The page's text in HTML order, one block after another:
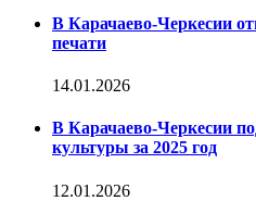
В Карачаево-Черкесии
печати
14.01.2026
В Карачаево-Черкесии
культуры за 2025 год
12.01.2026